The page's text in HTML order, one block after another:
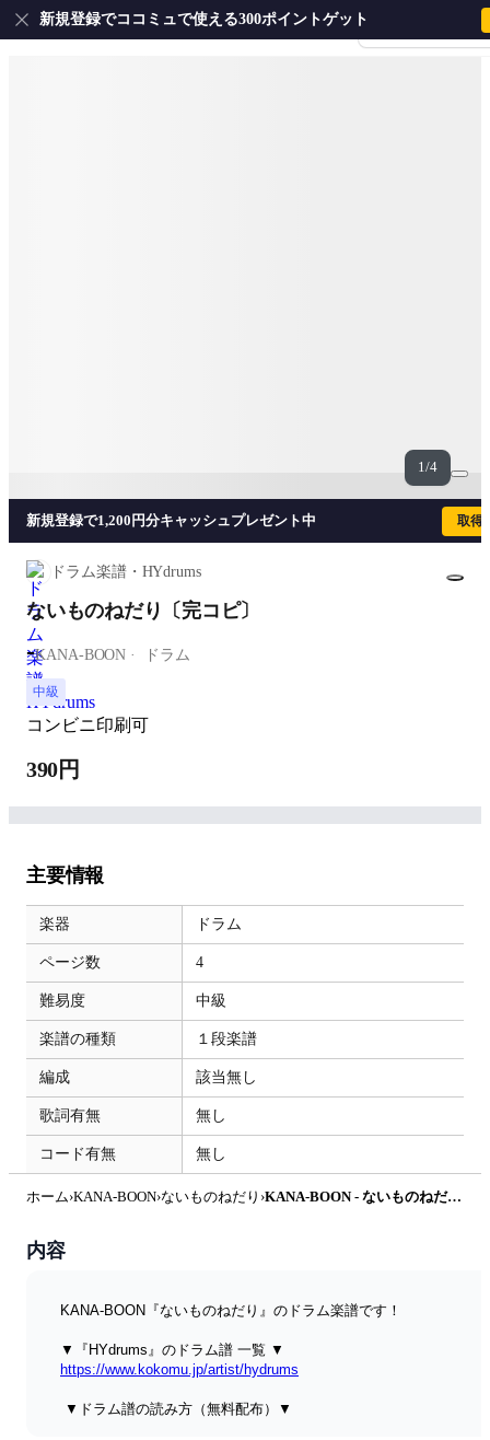
会員登録・ログイ
新規登録でココミュで使える300ポイントゲット
1/4
新規登録で1,200円分キャッシュプレゼント中 取得
ドラム楽譜・HYdrums
ないものねだり〔完コピ〕
-KANA-BOON ドラム
中級
コンビニ印刷可
390円
主要情報
楽器 ドラム
ページ数 4
難易度 中級
楽譜の種類 １段楽譜
編成 該当無し
歌詞有無 無し
コード有無 無し
ホーム›KANA-BOON›ないものねだり › KANA-BOON - ないものねだり〔完コピ〕 by HYdrums
内容
KANA-BOON『ないものねだり』のドラム楽譜です！
▼『HYdrums』のドラム譜 一覧 ▼
https://www.kokomu.jp/artist/hydrums
▼ドラム譜の読み方（無料配布）▼